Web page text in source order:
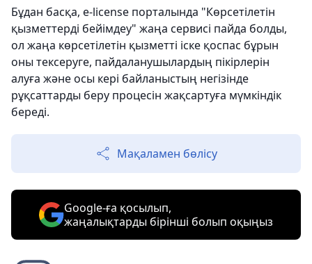
Бұдан басқа, e-license порталында "Көрсетілетін
қызметтерді бейімдеу" жаңа сервисі пайда болды,
ол жаңа көрсетілетін қызметті іске қоспас бұрын
оны тексеруге, пайдаланушылардың пікірлерін
алуға және осы кері байланыстың негізінде
рұқсаттарды беру процесін жақсартуға мүмкіндік
береді.
Мақаламен бөлісу
Google-ға қосылып,
жаңалықтарды бірінші болып оқыңыз